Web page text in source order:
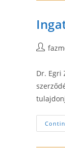
Post
Dr. Egri